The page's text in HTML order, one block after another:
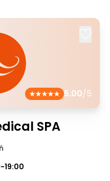
5.00/5
SPA
19:00